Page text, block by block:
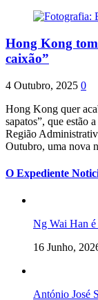
Hong Kong
caixão”
4 Outubro, 2025 0
Hong Kong quer
sapatos”, que estão
Região
Outubro, uma nova
O Expediente
Ng Wai Han é
16 Junho,
António José